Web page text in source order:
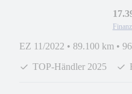
EZ 11/2022 • 89.100 km •
TOP-Händler 2025